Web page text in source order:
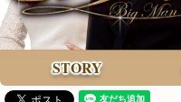
STORY